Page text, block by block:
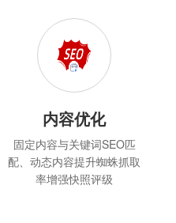
内容优化
固定内容与关键词SEO匹
配、动态内容提升蜘蛛抓取
率增强快照评级